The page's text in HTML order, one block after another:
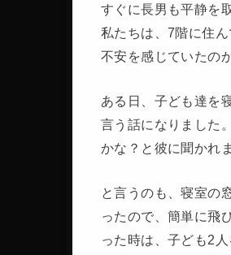
すぐに長男も平静を
私たちは、7階に住
不安を感じていたの
ある日、子ども達を
言う話になりました
かな？と彼に聞かれ
と言うのも、寝室の
ったので、簡単に飛
った時は、子ども2